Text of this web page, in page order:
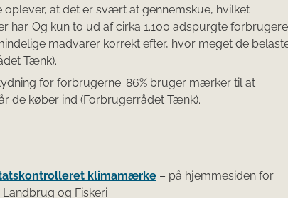
oplever, at det er svært at gennemskue, hvilket
har. Og kun to ud af cirka 1.100 adspurgte forbrugere
madvarer korrekt efter, hvor meget de
Tænk).
for forbrugerne. 86% bruger mærker til at
de køber ind (Forbrugerrådet Tænk).
klimamærke – på hjemmesiden for
Landbrug og Fiskeri